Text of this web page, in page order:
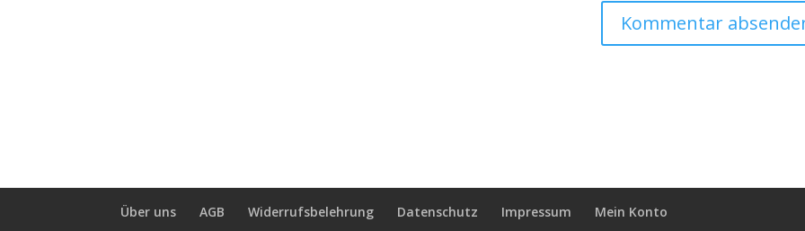
Über uns AGB Widerrufsbelehrung Datenschutz Impressum Mein Konto